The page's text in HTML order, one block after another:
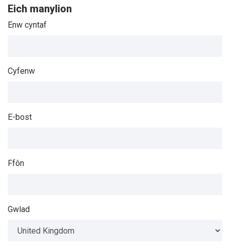
Eich manylion
Enw cyntaf
Cyfenw
E-bost
Ffôn
Gwlad